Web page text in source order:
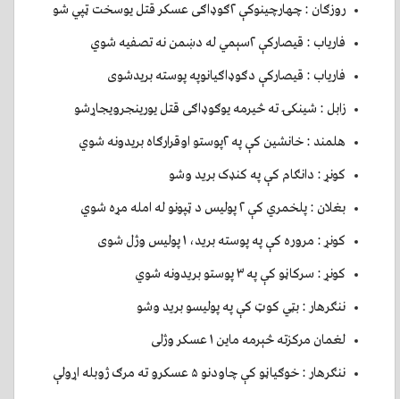
روزګان : چهارچینوکې ۲ګوډاګی عسکر قتل یوسخت ټپي شو
فاریاب : قیصارکې ۲سېمي له دښمن نه تصفیه شوي
فارياب : قيصاركې دګوډاګیانوپه پوسته بریدشوی
زابل : شینکۍ ته څیرمه یوګوډاګی قتل یورینجرویجاړشو
هلمند : خانشین کې په ۲پوستو اوقرارګاه بریدونه شوي
کونړ : دانګام کې په کنډک بريد وشو
بغلان : پلخمري کې ۲ پوليس د ټپونو له امله مړه شوي
کونړ : مروره کې په پوسته بريد، ۱ پوليس وژل شوی
کونړ : سرکاڼو کې په ۳ پوستو بريدونه شوي
ننګرهار : بټي کوټ کې په پوليسو بريد وشو
لغمان مرکزته څېرمه ماين ۱ عسکر وژلی
ننګرهار : خوګياڼو کې چاودنو ۵ عسکرو ته مرګ ژوبله اړولې